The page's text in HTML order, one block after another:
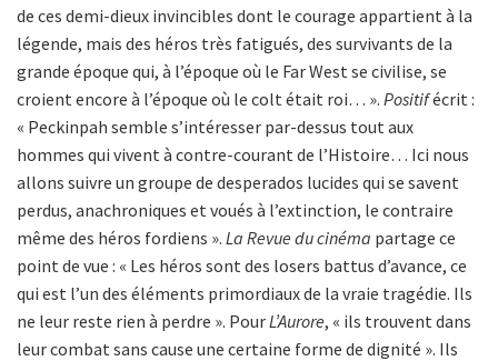
de ces demi-dieux invincibles dont le courage appartient à la
légende, mais des héros très fatigués, des survivants de la
grande époque qui, à l’époque où le Far West se civilise, se
croient encore à l’époque où le colt était roi… ». Positifécrit :
« Peckinpah semble s’intéresser par-dessus tout aux
hommes qui vivent à contre-courant de l’Histoire… Ici nous
allons suivre un groupe de desperados lucides qui se savent
perdus, anachroniques et voués à l’extinction, le contraire
même des héros fordiens ». La Revue du cinéma partage ce
point de vue : « Les héros sont des losers battus d’avance, ce
qui est l’un des éléments primordiaux de la vraie tragédie. Ils
ne leur reste rien à perdre ». PourL’Aurore, « ils trouvent dans
leur combat sans cause une certaine forme de dignité ». Ils